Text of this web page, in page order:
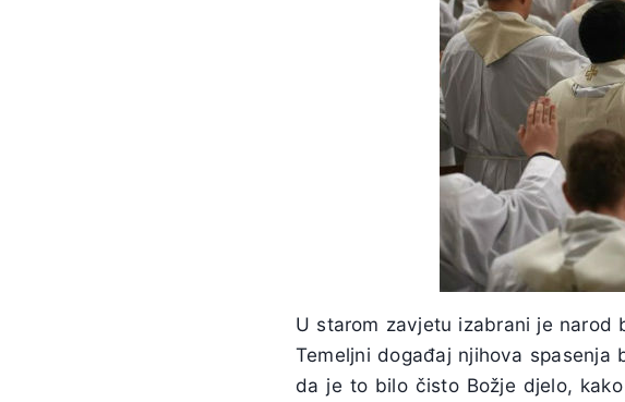
U starom zavjetu izabrani je narod
Temeljni događaj njihova spasenja
da je to bilo čisto Božje djelo,